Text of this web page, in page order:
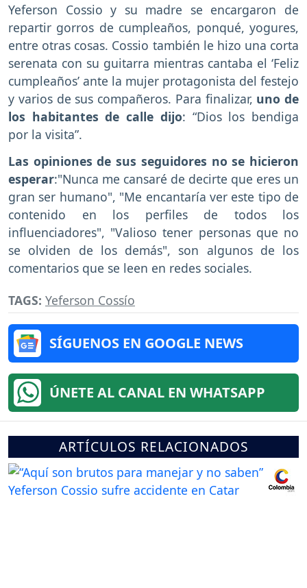
Yeferson Cossio y su madre se encargaron de
repartir gorros de cumpleaños, ponqué, yogures,
entre otras cosas. Cossio también le hizo una corta
serenata con su guitarra mientras cantaba el ‘Feliz
cumpleaños’ ante la mujer protagonista del festejo
y varios de sus compañeros. Para finalizar, uno de
los habitantes de calle dijo: “Dios los bendiga
por la visita”.
Las opiniones de sus seguidores no se hicieron
esperar:"Nunca me cansaré de decirte que eres un
gran ser humano", "Me encantaría ver este tipo de
contenido en los perfiles de todos los
influenciadores", "Valioso tener personas que no
se olviden de los demás", son algunos de los
comentarios que se leen en redes sociales.
TAGS: Yeferson Cossío
SÍGUENOS EN GOOGLE NEWS
ÚNETE AL CANAL EN WHATSAPP
ARTÍCULOS RELACIONADOS